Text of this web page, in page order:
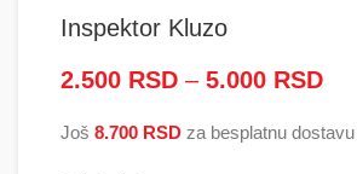
Inspektor Kluzo
2.500 RSD – 5.000 RSD
Još 8.700 RSD za besplatnu dostavu